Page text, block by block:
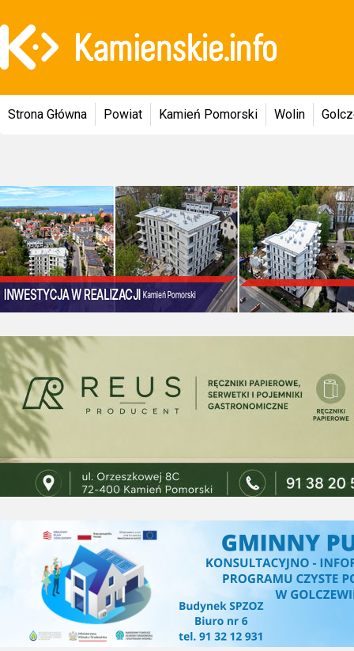
Strona Główna Powiat Kamień Pomorski Wolin